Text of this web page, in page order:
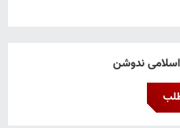
ندوشن